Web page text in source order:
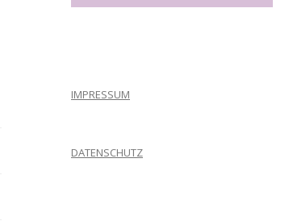
IMPRESSUM
DATENSCHUTZ